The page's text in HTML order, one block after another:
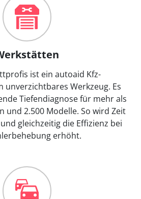
ist ein autoaid Kfz-
unverzichtbares Werkzeug. Es
Tiefendiagnose für mehr als
und 2.500 Modelle. So wird Zeit
gleichzeitig die Effizienz bei
erhöht.